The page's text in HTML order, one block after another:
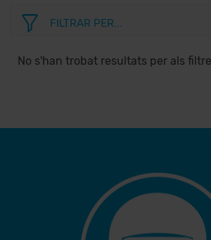
FILTRAR PER...
No s'han trobat resultats per als